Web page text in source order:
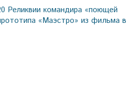
Реликвии командира «поющей
«Маэстро» из фильма в